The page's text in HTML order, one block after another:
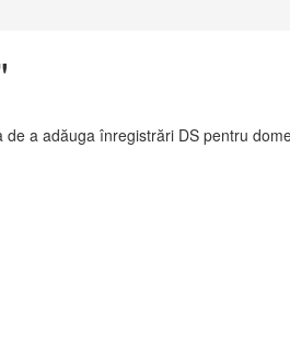
a adăuga înregistrări DS pentru